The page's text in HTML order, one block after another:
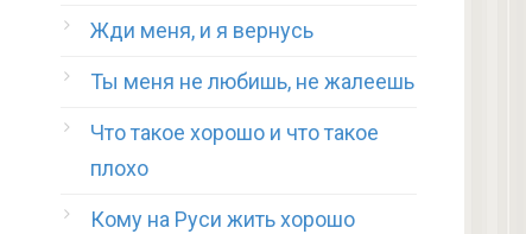
Жди меня, и я вернусь
Ты меня не любишь, не жалеешь
Что такое хорошо и что такое
плохо
Кому на Руси жить хорошо